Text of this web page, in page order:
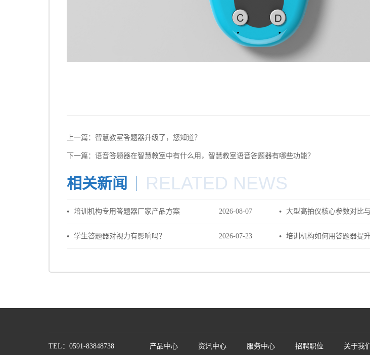
上一篇： 智慧教室答题器升级了，您知道？
下一篇： 语音答题器在智慧教室中有什么用，智慧教室语音答题器有哪些功能？
相关新闻 RELATED NEWS
培训机构专用答题器厂家产品方案 2026-08-07 大型高拍仪核心参数对比
学生答题器对视力有影响吗？ 2026-07-23 培训机构如何用答题器提
TEL：0591-83848738 产品中心 资讯中心 服务中心 招聘职位 关于我